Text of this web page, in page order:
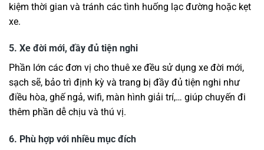
kiệm thời gian và tránh các tình huống lạc đường hoặc kẹt
xe.
5. Xe đời mới, đầy đủ tiện nghi
Phần lớn các đơn vị cho thuê xe đều sử dụng xe đời mới,
sạch sẽ, bảo trì định kỳ và trang bị đầy đủ tiện nghi như
điều hòa, ghế ngả, wifi, màn hình giải trí,… giúp chuyến đi
thêm phần dễ chịu và thú vị.
6. Phù hợp với nhiều mục đích